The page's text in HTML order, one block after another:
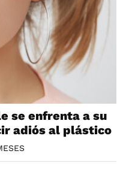
se enfrenta a su
adiós al plástico